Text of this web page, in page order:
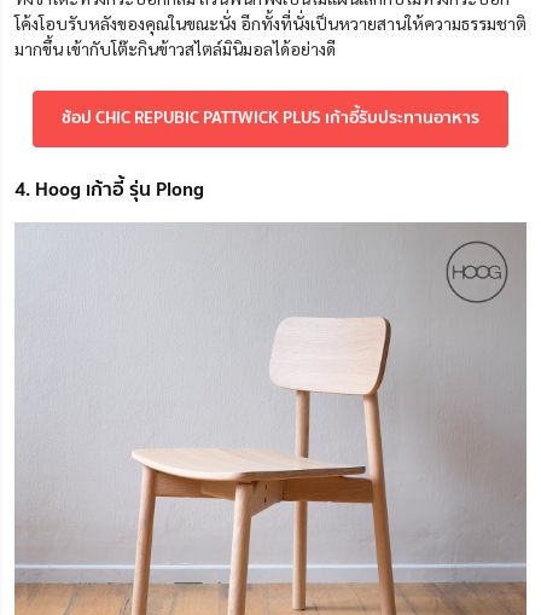
โค้งโอบรับหลังของคุณในขณะนั่ง อีกทั้งที่นั่งเป็นหวายสานให้ความธรรมชาติ
มากขึ้น เข้ากับโต๊ะกินข้าวสไตล์มินิมอลได้อย่างดี
ช้อป CHIC REPUBIC PATTWICK PLUS เก้าอี้รับประทานอาหาร
4. Hoog เก้าอี้ รุ่น Plong